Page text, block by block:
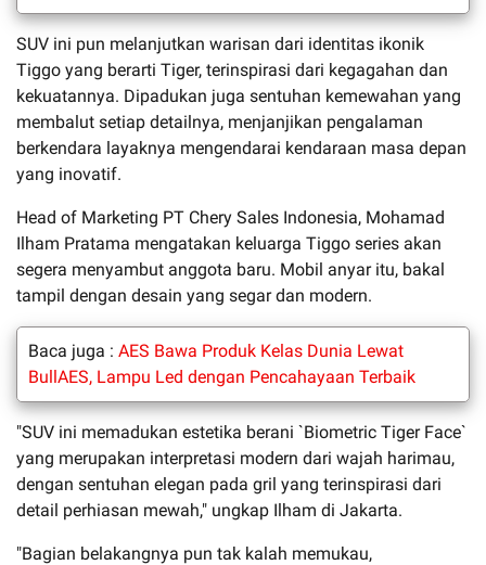
SUV ini pun melanjutkan warisan dari identitas ikonik
Tiggo yang berarti Tiger, terinspirasi dari kegagahan dan
kekuatannya. Dipadukan juga sentuhan kemewahan yang
membalut setiap detailnya, menjanjikan pengalaman
berkendara layaknya mengendarai kendaraan masa depan
yang inovatif.
Head of Marketing PT Chery Sales Indonesia, Mohamad
Ilham Pratama mengatakan keluarga Tiggo series akan
segera menyambut anggota baru. Mobil anyar itu, bakal
tampil dengan desain yang segar dan modern.
Baca juga : AES Bawa Produk Kelas Dunia Lewat
BullAES, Lampu Led dengan Pencahayaan Terbaik
"SUV ini memadukan estetika berani `Biometric Tiger Face`
yang merupakan interpretasi modern dari wajah harimau,
dengan sentuhan elegan pada gril yang terinspirasi dari
detail perhiasan mewah," ungkap Ilham di Jakarta.
"Bagian belakangnya pun tak kalah memukau,